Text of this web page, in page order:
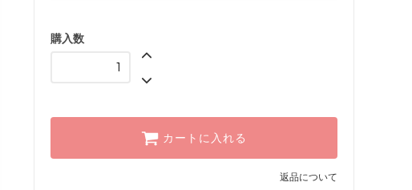
購入数
カートに入れる
返品について